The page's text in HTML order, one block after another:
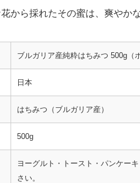
から採れたその蜜は、爽やか
ブルガリア産純粋はちみつ 500g（
日本
はちみつ（ブルガリア産）
500g
ヨーグルト・トースト・パンケー
さい。